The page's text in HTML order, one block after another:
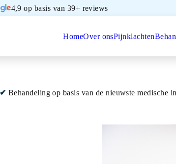
4,9 op basis van 39+ reviews
HomeOver onsPijnklachten
Behandeling op basis van de nieuwste medische